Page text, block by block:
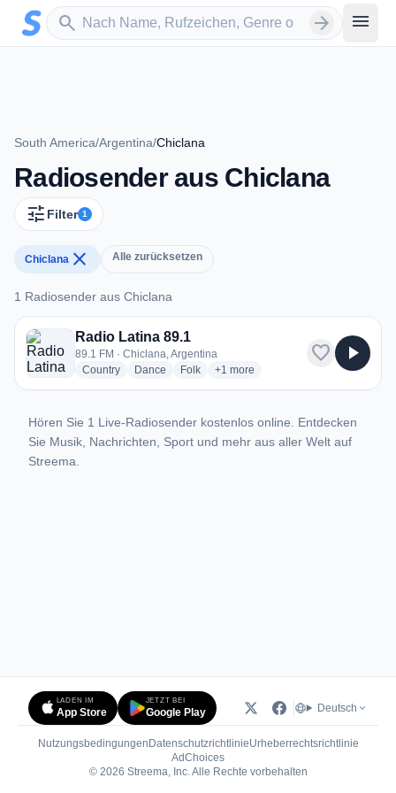
Zum Hauptinhalt springen
search
Sender suchen arrow_forward menu
South America/Argentina/Chiclana
Radiosender aus Chiclana
tune Filter 1
Chiclana close Alle zurücksetzen
1 Radiosender aus Chiclana
1 Radiosender aus Chiclana
Radio Latina 89.1
89.1 FM · Chiclana, Argentina
Countryradio stations
Dance radio stations
Folkradio stations
+1 more genres for Radio Latina 89.1
more
favorite play_arrow
Hören Sie 1 Live-Radiosender kostenlos online. Entdecken
Sie Musik, Nachrichten, Sport und mehr aus aller Welt auf
Streema.
LADEN IM
App Store
JETZT BEI
Google Play Deutsch
Nutzungsbedingungen DatenschutzrichtlinieUrheberrechtsrichtlinie
AdChoices(öffnet in neuem Tab)
© 2026 Streema, Inc. Alle Rechte vorbehalten